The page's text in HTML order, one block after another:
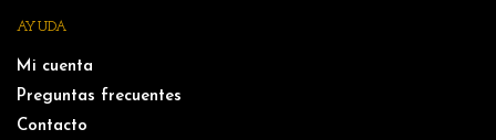
AYUDA
Mi cuenta
Preguntas frecuentes
Contacto